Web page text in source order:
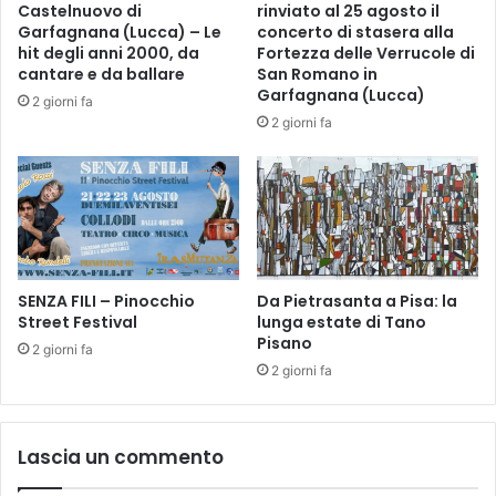
l
t
h
i
a
m
a
t
a
p
e
e
g
S
I
P
E
A
B
A
D
P
L
A
Y
E
Castelnuovo di
Garfagnana (Lucca) – Le
hit degli anni 2000, da
cantare e da ballare
2 giorni fa
rinviato al 25 agosto il
concerto di stasera alla
Fortezza delle Verrucole di
San Romano in
Garfagnana (Lucca)
2 giorni fa
SENZA FILI – Pinocchio
Street Festival
2 giorni fa
Da Pietrasanta a Pisa: la
lunga estate di Tano
Pisano
2 giorni fa
Lascia un commento